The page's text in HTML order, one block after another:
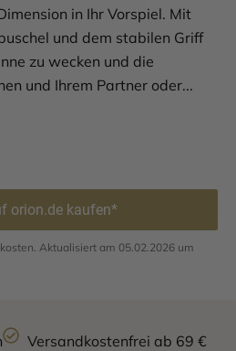
in Ihr Vorspiel. Mit
und dem stabilen Griff
zu wecken und die
und Ihrem Partner oder...
orion.de kaufen*
Aktualisiert am 05.02.2026 um
Versandkostenfrei ab 69 €